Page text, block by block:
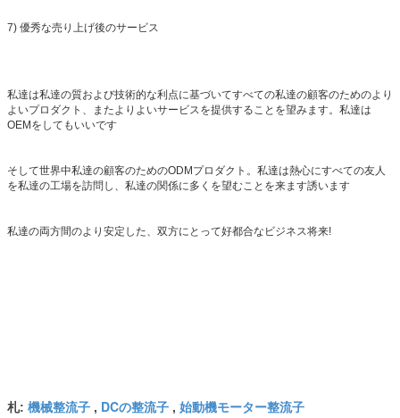
7) 優秀な売り上げ後のサービス
私達は私達の質および技術的な利点に基づいてすべての私達の顧客のためのより
よいプロダクト、またよりよいサービスを提供することを望みます。私達は
OEMをしてもいいです
そして世界中私達の顧客のためのODMプロダクト。私達は熱心にすべての友人
を私達の工場を訪問し、私達の関係に多くを望むことを来ます誘います
私達の両方間のより安定した、双方にとって好都合なビジネス将来!
札: 機械整流子 , DCの整流子 , 始動機モーター整流子